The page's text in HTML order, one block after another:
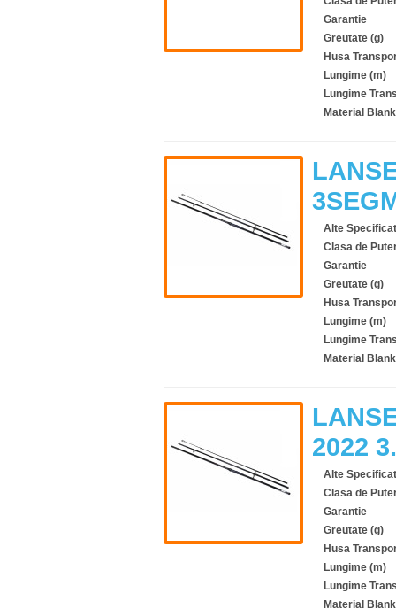
Garantie
Greutate (g)
Husa
Lungime (m)
Lungime
Material Blank
Alte
Clasa de
Garantie
Greutate (g)
Husa
Lungime (m)
Lungime
Material Blank
2022
Alte
Clasa de
Garantie
Greutate (g)
Husa
Lungime (m)
Lungime
Material Blank